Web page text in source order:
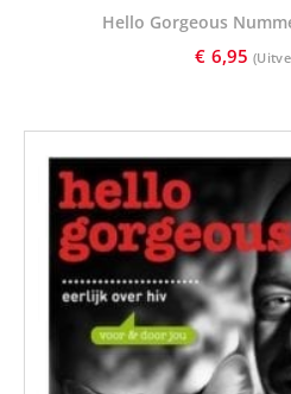
Hello Gorgeous
€ 6,95